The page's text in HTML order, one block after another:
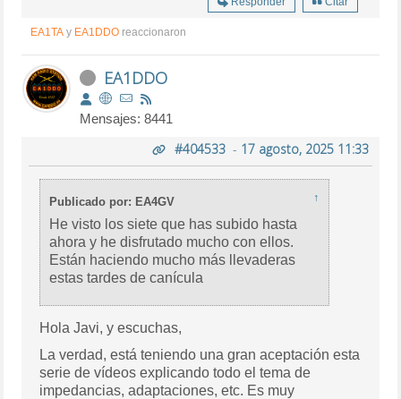
EA1TA y EA1DDO reaccionaron
EA1DDO
Mensajes: 8441
#404533- 17 agosto, 2025 11:33
Publicado por: EA4GV ↑
He visto los siete que has subido hasta
ahora y he disfrutado mucho con ellos.
Están haciendo mucho más llevaderas
estas tardes de canícula
Hola Javi, y escuchas,
La verdad, está teniendo una gran aceptación esta
serie de vídeos explicando todo el tema de
impedancias, adaptaciones, etc. Es muy